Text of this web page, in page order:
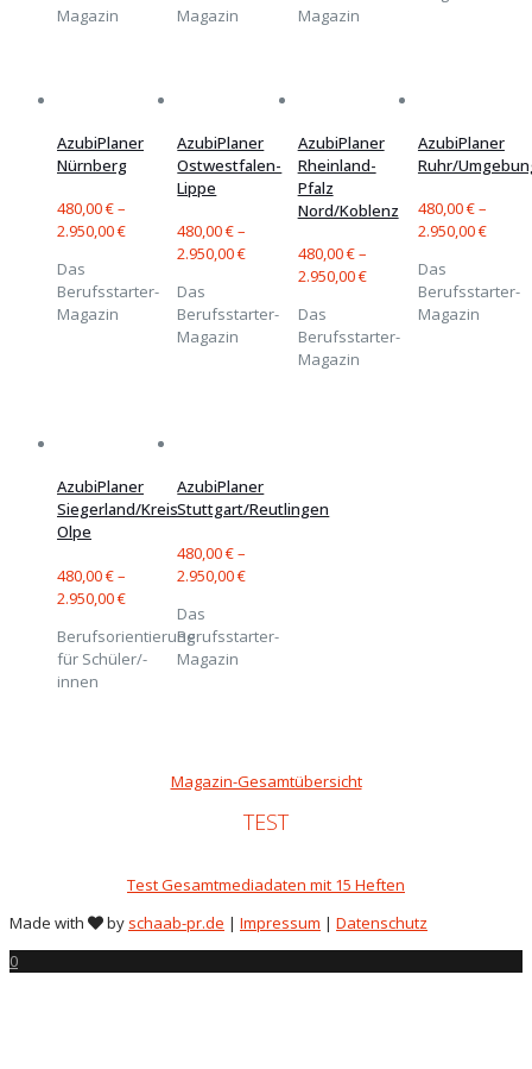
Magazin
Magazin
Magazin
AzubiPlaner
Nürnberg
480,00€–
2.950,00€
Das
Berufsstarter-
Magazin
AzubiPlaner
Ostwestfalen-
Lippe
480,00€–
2.950,00€
Das
Berufsstarter-
Magazin
AzubiPlaner
Rheinland-
Pfalz
Nord/Koblenz
480,00€–
2.950,00€
Das
Berufsstarter-
Magazin
AzubiPlaner
Ruhr/
480,00€–
2.950,00€
Das
Berufsstarter-
Magazin
AzubiPlaner
Siegerland/Kreis
Olpe
480,00€–
2.950,00€
Berufsorientierung
für Schüler/-
innen
AzubiPlaner
Stuttgart/Reutlingen
480,00€–
2.950,00€
Das
Berufsstarter-
Magazin
Magazin-Gesamtübersicht
TEST
Test Gesamtmediadaten mit 15 Heften
Made with
by schaab-pr.de | Impressum | Datenschutz
0